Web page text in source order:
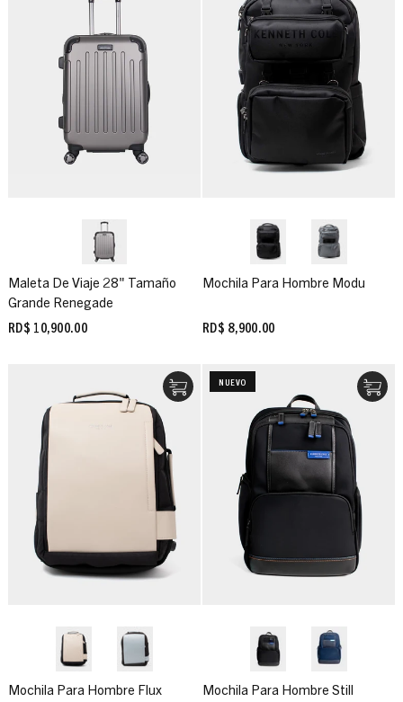
Maleta De Viaje 28" Tamaño
Grande Renegade
RD$ 10,900.00
Mochila Para Hombre Modu
RD$ 8,900.00
Mochila Para Hombre Flux
NUEVO
Mochila Para Hombre Still